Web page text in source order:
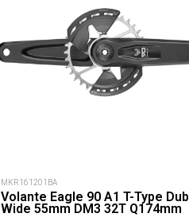
MKR161201BA
Volante Eagle 90 A1 T-Type Dub
Wide 55mm DM3 32T Q174mm